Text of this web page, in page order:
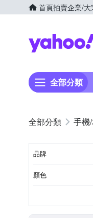
首頁拍賣企業/大
全部分類
手機
品牌
顏色